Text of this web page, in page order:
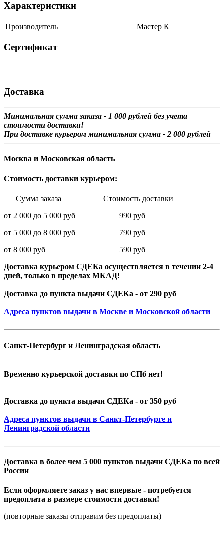
Характеристики
Производитель Мастер К
Сертификат
Доставка
Минимальная сумма заказа - 1 000 рублей без учета
стоимости доставки!
При доставке курьером минимальная сумма - 2 000 рублей
Москва и Московская область
Стоимость доставки курьером:
Сумма заказа Стоимость доставки
от 2 000 до 5 000 руб 990 руб
от 5 000 до 8 000 руб 790 руб
от 8 000 руб 590 руб
Доставка курьером СДЕКа осуществляется в течении 2-4
дней, только в пределах МКАД!
Доставка до пункта выдачи СДЕКа - от 290 руб
Адреса пунктов выдачи в Москве и Московской области
Санкт-Петербург и Ленинградская область
Временно курьерской доставки по СПб нет!
Доставка до пункта выдачи СДЕКа - от 350 руб
Адреса пунктов выдачи в Санкт-Петербурге и
Ленинградской области
Доставка в более чем 5 000 пунктов выдачи СДЕКа по всей
России
Если оформляете заказ у нас впервые - потребуется
предоплата в размере стоимости доставки!
(повторные заказы отправим без предоплаты)